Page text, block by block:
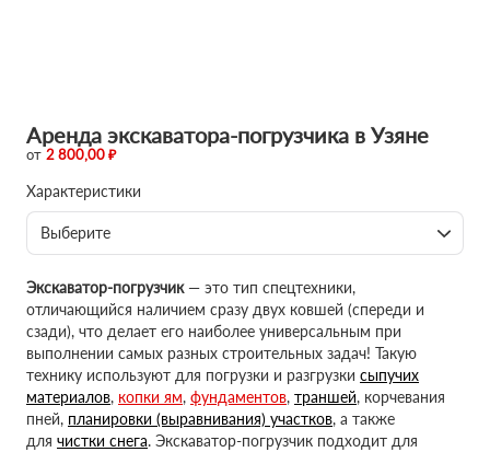
Аренда экскаватора-погрузчика в Узяне
от 2 800,00 ₽
Характеристики
Выберите
Экскаватор-погрузчик— это тип спецтехники,
отличающийся наличием сразу двух ковшей (спереди и
сзади), что делает его наиболее универсальным при
выполнении самых разных строительных задач! Такую
технику используют для погрузки и разгрузки сыпучих
материалов, копки ям, фундаментов, траншей, корчевания
пней, планировки (выравнивания) участков, а также
для чистки снега. Экскаватор-погрузчик подходит для